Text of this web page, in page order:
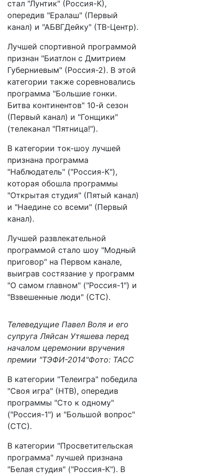
стал "Лунтик" (Россия-К),
опередив "Ералаш" (Первый
канал) и "АБВГДейку" (ТВ-Центр).
Лучшей спортивной программой
признан "Биатлон с Дмитрием
Губерниевым" (Россия-2). В этой
категории также соревновались
программа "Большие гонки.
Битва континентов" 10-й сезон
(Первый канал) и "Гонщики"
(телеканал "Пятница!").
В категории ток-шоу лучшей
признана программа
"Наблюдатель" ("Россия-К"),
которая обошла программы
"Открытая студия" (Пятый канал)
и "Наедине со всеми" (Первый
канал).
Лучшей развлекательной
программой стало шоу "Модный
приговор" на Первом канале,
выиграв состязание у программ
"О самом главном" ("Россия-1") и
"Взвешенные люди" (СТС).
Телеведущие Павел Воля и его
супруга Ляйсан Утяшева перед
началом церемонии вручения
премии "ТЭФИ-2014"Фото: ТАСС
В категории "Телеигра" победила
"Своя игра" (НТВ), опередив
программы "Сто к одному"
("Россия-1") и "Большой вопрос"
(СТС).
В категории "Просветительская
программа" лучшей признана
"Белая студия" ("Россия-К"). В